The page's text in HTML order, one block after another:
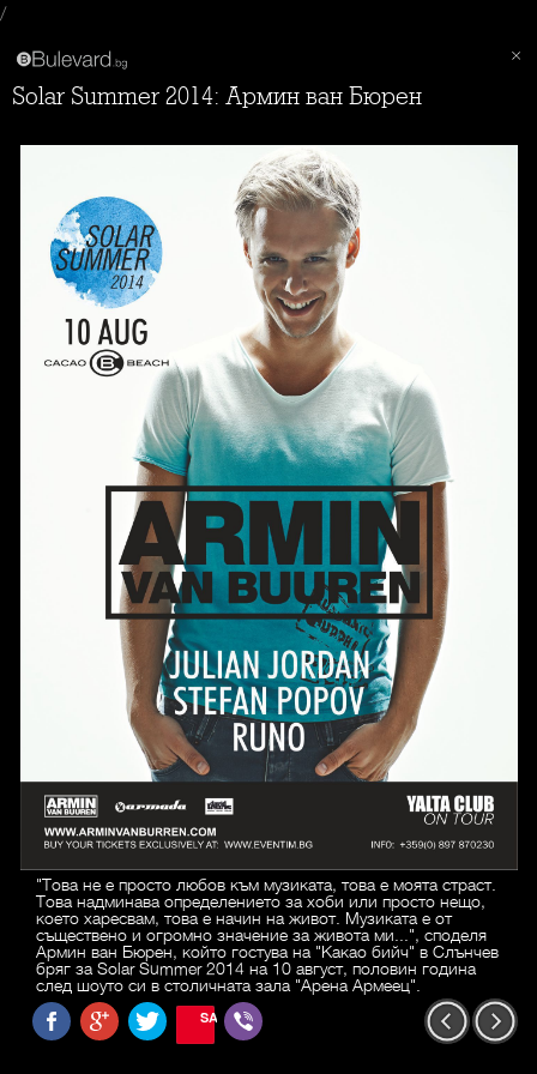
/
Solar Summer 2014: Армин ван Бюрен
"Това не е просто любов към музиката, това е моята страст.
Това надминава определението за хоби или просто нещо,
което харесвам, това е начин на живот. Музиката е от
съществено и огромно значение за живота ми...", споделя
Армин ван Бюрен, който гостува на "Какао бийч" в Слънчев
бряг за Solar Summer 2014 на 10 август, половин година
след шоуто си в столичната зала "Арена Армеец".
SAVE